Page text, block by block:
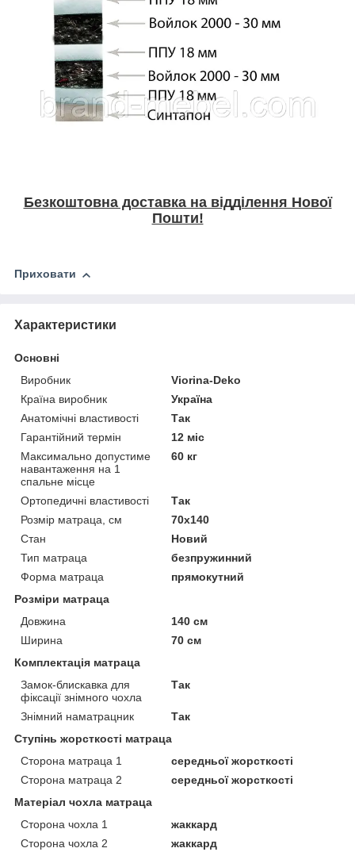
Безкоштовна доставка на відділення Нової
Пошти!
Приховати
Характеристики
Основні
Виробник
Viorina-Deko
Країна виробник
Україна
Анатомічні властивості
Так
Гарантійний термін
12 міс
Максимально допустиме
навантаження на 1
спальне місце
60 кг
Ортопедичні властивості
Так
Розмір матраца, см
70х140
Стан
Новий
Тип матраца
безпружинний
Форма матраца
прямокутний
Розміри матраца
Довжина
140 см
Ширина
70 см
Комплектація матраца
Замок-блискавка для
фіксації знімного чохла
Так
Знімний наматрацник
Так
Ступінь жорсткості матраца
Сторона матраца 1
середньої жорсткості
Сторона матраца 2
середньої жорсткості
Матеріал чохла матраца
Сторона чохла 1
жаккард
Сторона чохла 2
жаккард